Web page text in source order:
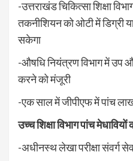
-उत्तराखंड चिकित्सा शिक्षा
तकनीशियन को ओटी में डिग्री
सकेगा
-औषधि नियंत्रण विभाग में उप
करने को मंजूरी
-एक साल में जीपीएफ में पांच
उच्च शिक्षा विभाग पांच
-अधीनस्थ लेखा परीक्षा संवर्ग